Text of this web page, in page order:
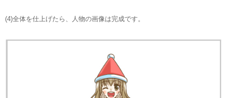
(4)全体を仕上げたら、人物の画像は完成です。